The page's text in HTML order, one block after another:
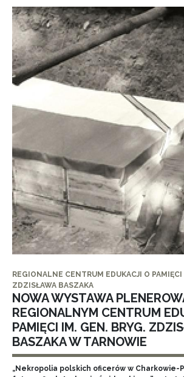
REGIONALNE CENTRUM EDUKACJI O
ZDZISŁAWA BASZAKA
NOWA WYSTAWA
REGIONALNYM CENTRUM
PAMIĘCI IM. GEN. BRYG.
BASZAKA W TARNOWIE
„Nekropolia polskich oficerów w Charkowie-